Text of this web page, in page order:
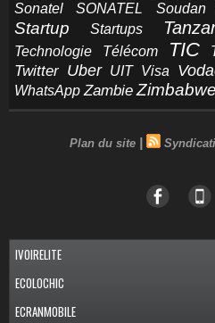
Sonatel
SONATEL Soudan
Startup Startups
Technologie
Télécom TIC
Twitter Uber UIT Visa
WhatsApp Zambie Zimbabwe
Plan du site |
IVOIRELITE
ECOLOCHIC
ECRANMOBILE